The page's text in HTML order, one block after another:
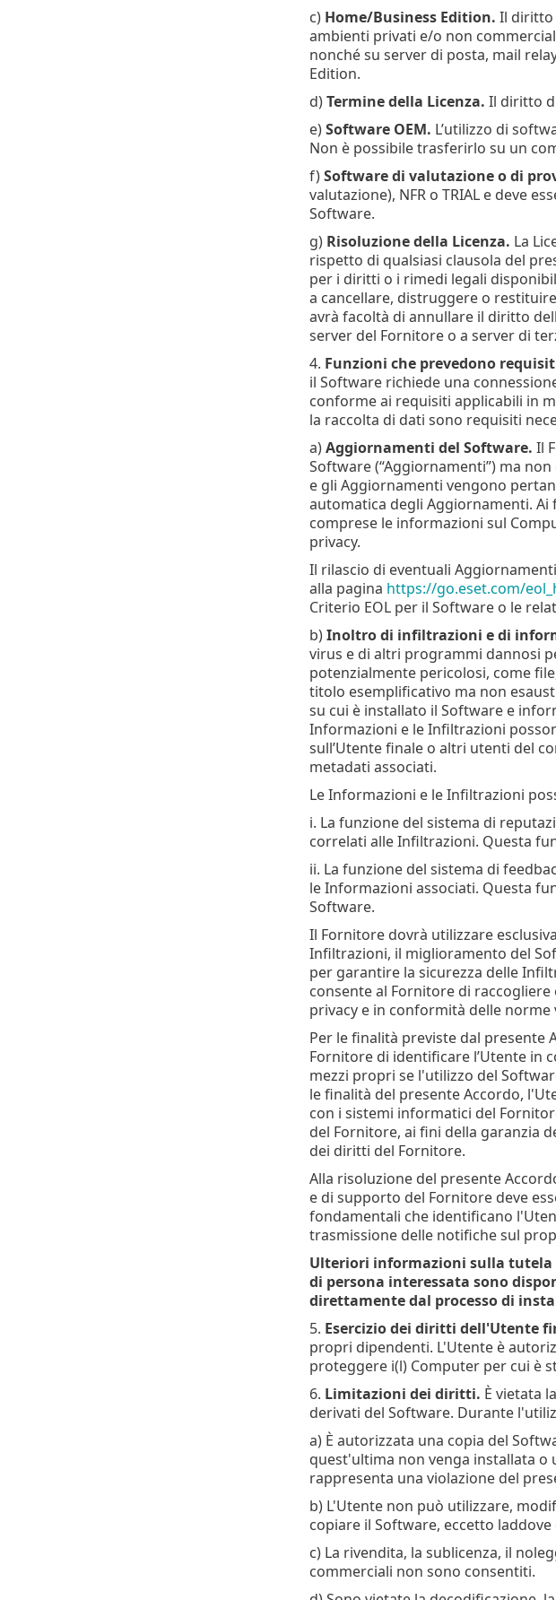
c) Home/Business Edition. Il diritto
ambienti privati e/o non
nonché su server di posta, mail
Edition.
d)Termine della Licenza. Il diritto
e)Software OEM. L’utilizzo di
Non è possibile trasferirlo su un
f)Software di valutazione o di
valutazione), NFR o TRIAL e deve
Software.
g) Risoluzione della Licenza. La
rispetto di qualsiasi clausola del
per i diritti o i rimedi legali
a cancellare, distruggere o
avrà facoltà di annullare il diritto
server del Fornitore o a server di
4. Funzioni che prevedono
il Software richiede una
conforme ai requisiti applicabili in
la raccolta di dati sono requisiti
a)Aggiornamenti del Software. Il
Software (“Aggiornamenti”) ma
e gli Aggiornamenti vengono
automatica degli Aggiornamenti. Ai
comprese le informazioni sul
privacy.
Il rilascio di eventuali
alla pagina https://go.eset.com/
Criterio EOL per il Software o le
b)Inoltro di infiltrazioni e di
virus e di altri programmi dannosi
potenzialmente pericolosi, come
titolo esemplificativo ma non
su cui è installato il Software e
Informazioni e le Infiltrazioni
sull’Utente finale o altri utenti del
metadati associati.
Le Informazioni e le Infiltrazioni
i. La funzione del sistema di
correlati alle Infiltrazioni. Questa
ii. La funzione del sistema di
le Informazioni associati. Questa
Software.
Il Fornitore dovrà utilizzare
Infiltrazioni, il miglioramento del
per garantire la sicurezza delle
consente al Fornitore di
privacy e in conformità delle
Per le finalità previste dal presente
Fornitore di identificare l’Utente in
mezzi propri se l'utilizzo del
le finalità del presente Accordo,
con i sistemi informatici del
del Fornitore, ai fini della garanzia
dei diritti del Fornitore.
Alla risoluzione del presente
e di supporto del Fornitore deve
fondamentali che identificano
trasmissione delle notifiche sul
Ulteriori informazioni sulla tutela
di persona interessata sono
direttamente dal processo di
5. Esercizio dei diritti dell'Utente
propri dipendenti. L'Utente è
proteggere i(l) Computer per cui è
6. Limitazioni dei diritti. È vietata
derivati del Software. Durante
a) È autorizzata una copia del
quest'ultima non venga installata
rappresenta una violazione del
b) L'Utente non può utilizzare,
copiare il Software, eccetto
c) La rivendita, la sublicenza, il
commerciali non sono consentiti.